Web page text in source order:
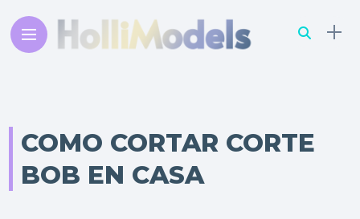
COMO CORTAR CORTE
BOB EN CASA